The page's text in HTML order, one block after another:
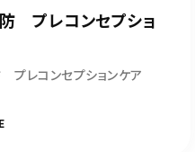
プレコンセプショ
レコンセプションケア